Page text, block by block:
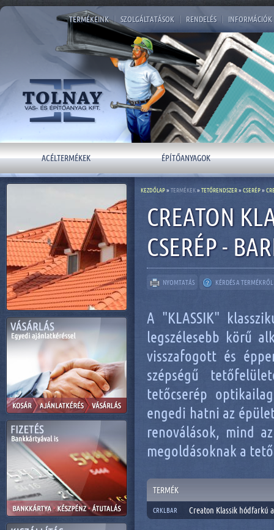
TERMÉKEINK SZOLGÁLTATÁSOK RENDELÉS INFORMÁCIÓK
ACÉLTERMÉKEK ÉPÍTŐANYAGOK
CREATON
CSERÉP -
NYOMTATÁS KÉRDÉS A TERMÉKRŐL
A "KLASSIK"
legszélesebb körű
visszafogott és
szépségű
tetőcserép
engedi hatni az
renoválások, mind
megoldásoknak a
TERMÉK
CRKLBAR Creaton Klassik hódfarkú
KEZDŐLAP» TERMÉKEK» TETŐRENDSZER» CSERÉP»